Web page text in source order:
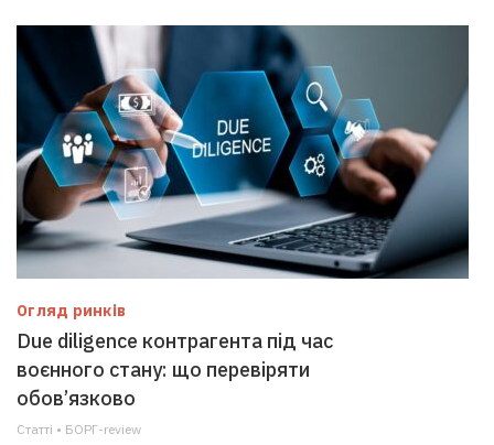
Огляд ринків
Due diligence контрагента під час
воєнного стану: що перевіряти
обов’язково
Статті • БОРГ-review